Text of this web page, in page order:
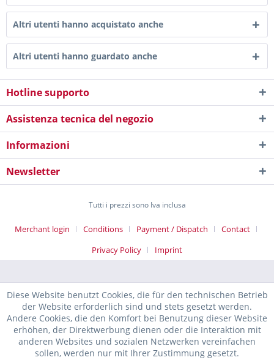
Altri utenti hanno acquistato anche
Altri utenti hanno guardato anche
Hotline supporto
Assistenza tecnica del negozio
Informazioni
Newsletter
Tutti i prezzi sono Iva inclusa
Merchant login Conditions Payment / Dispatch
Contact
Privacy Policy
Imprint
Diese Website benutzt Cookies, die für den technischen Betrieb
der Website erforderlich sind und stets gesetzt werden.
Andere Cookies, die den Komfort bei Benutzung dieser Website
erhöhen, der Direktwerbung dienen oder die Interaktion mit
anderen Websites und sozialen Netzwerken vereinfachen
sollen, werden nur mit Ihrer Zustimmung gesetzt.